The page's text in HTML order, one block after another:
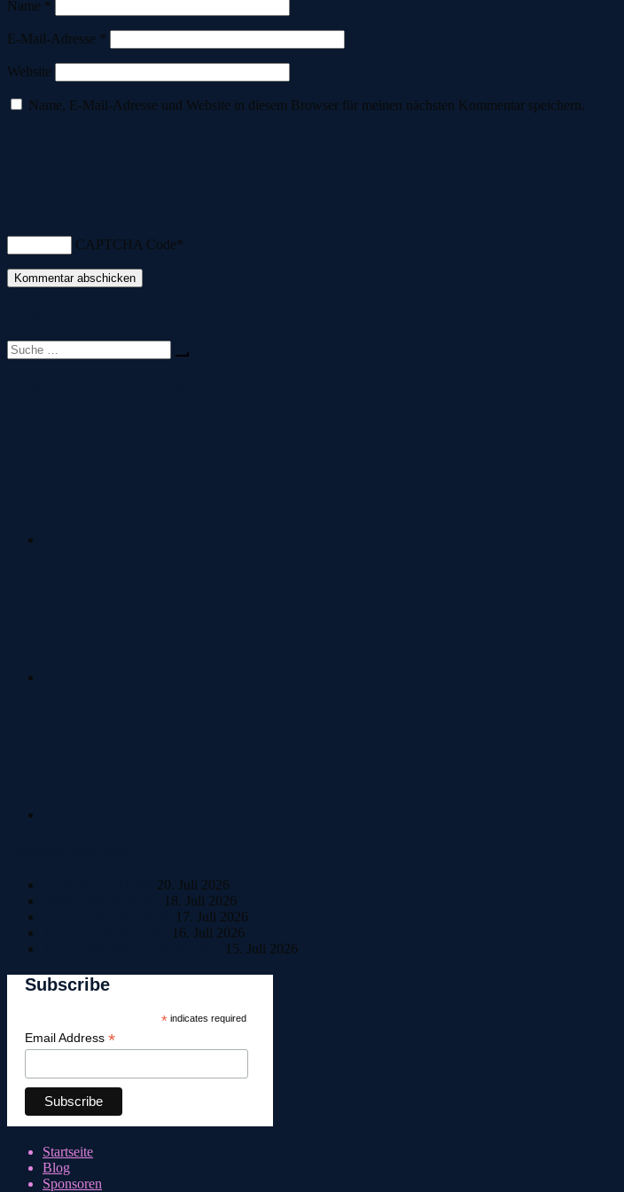
Name *
E-Mail-Adresse *
Website
Name, E-Mail-Adresse und Website in diesem Browser für meinen nächsten Kommentar speichern.
CAPTCHA Code*
Suche
nach:
20. Juli 2026
18. Juli 2026
17. Juli 2026
16. Juli 2026
15. Juli 2026
Subscribe
*indicates required
Email Address *
Startseite
Blog
Sponsoren